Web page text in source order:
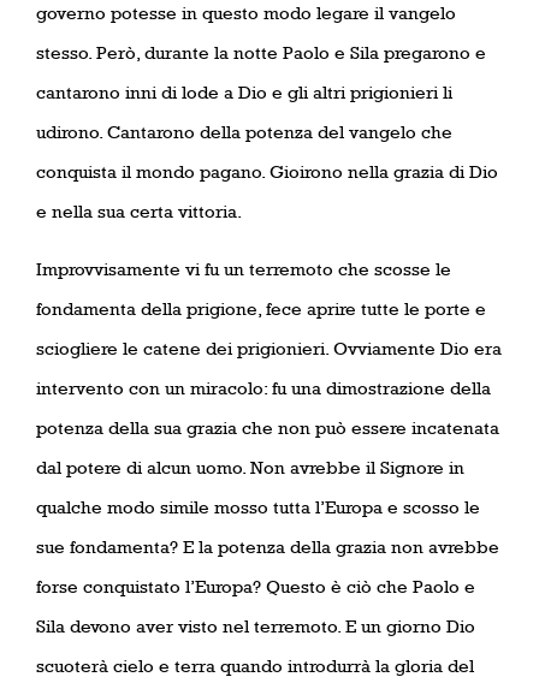
governo potesse in questo modo legare il vangelo
stesso. Però, durante la notte Paolo e Sila pregarono e
cantarono inni di lode a Dio e gli altri prigionieri li
udirono. Cantarono della potenza del vangelo che
conquista il mondo pagano. Gioirono nella grazia di Dio
e nella sua certa vittoria.
Improvvisamente vi fu un terremoto che scosse le
fondamenta della prigione, fece aprire tutte le porte e
sciogliere le catene dei prigionieri. Ovviamente Dio era
intervento con un miracolo: fu una dimostrazione della
potenza della sua grazia che non può essere incatenata
dal potere di alcun uomo. Non avrebbe il Signore in
qualche modo simile mosso tutta l’Europa e scosso le
sue fondamenta? E la potenza della grazia non avrebbe
forse conquistato l’Europa? Questo è ciò che Paolo e
Sila devono aver visto nel terremoto. E un giorno Dio
scuoterà cielo e terra quando introdurrà la gloria del